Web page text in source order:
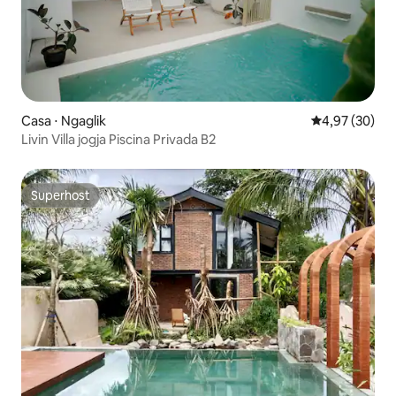
Casa ⋅ Ngaglik 4,97 de uma
4,97 (30)
Livin Villa jogja Piscina Privada B2
Superhost
Superhost